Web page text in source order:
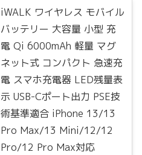
iWALK ワイヤレス モバイル
バッテリー 大容量 小型 充
電 Qi 6000mAh 軽量 マグ
ネット式 コンパクト 急速充
電 スマホ充電器 LED残量表
示 USB-Cポート出力 PSE技
術基準適合 iPhone 13/13
Pro Max/13 Mini/12/12
Pro/12 Pro Max対応